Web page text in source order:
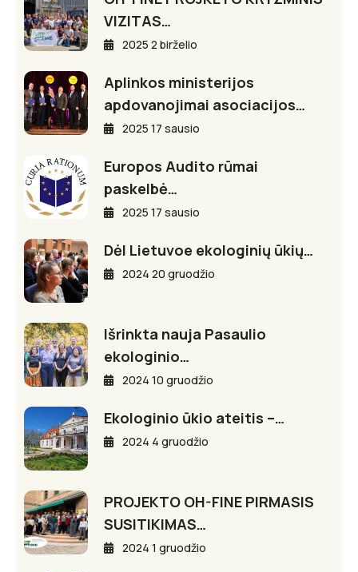
VIZITAS…
2025 2 birželio
Aplinkos ministerijos
apdovanojimai asociacijos…
2025 17 sausio
Europos Audito rūmai
paskelbė…
2025 17 sausio
Dėl Lietuvoe ekologinių ūkių…
2024 20 gruodžio
Išrinkta nauja Pasaulio
ekologinio…
2024 10 gruodžio
Ekologinio ūkio ateitis –…
2024 4 gruodžio
PROJEKTO OH-FINE PIRMASIS
SUSITIKIMAS…
2024 1 gruodžio